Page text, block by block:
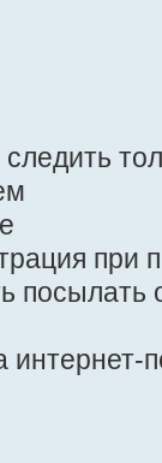
при
интернет-